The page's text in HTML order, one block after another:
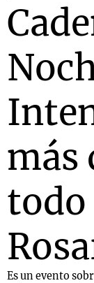
más
todo
Es un evento